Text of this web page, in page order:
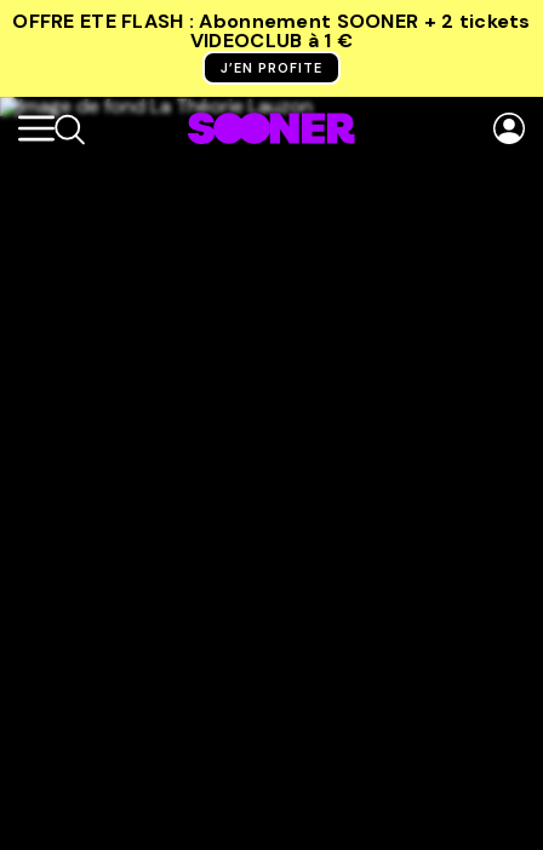
OFFRE ETE FLASH : Abonnement SOONER + 2 tickets
VIDEOCLUB à 1 €
J’EN PROFITE